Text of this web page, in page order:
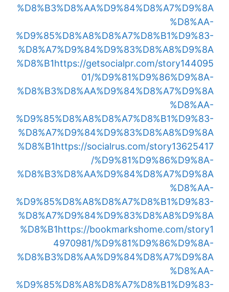
%D8%B3%D8%AA%D9%84%D8%A7%D9%8A
%D8%AA-
%D9%85%D8%A8%D8%A7%D8%B1%D9%83-
%D8%A7%D9%84%D9%83%D8%A8%D9%8A
%D8%B1https://getsocialpr.com/story144095
01/%D9%81%D9%86%D9%8A-
%D8%B3%D8%AA%D9%84%D8%A7%D9%8A
%D8%AA-
%D9%85%D8%A8%D8%A7%D8%B1%D9%83-
%D8%A7%D9%84%D9%83%D8%A8%D9%8A
%D8%B1https://socialrus.com/story13625417
/%D9%81%D9%86%D9%8A-
%D8%B3%D8%AA%D9%84%D8%A7%D9%8A
%D8%AA-
%D9%85%D8%A8%D8%A7%D8%B1%D9%83-
%D8%A7%D9%84%D9%83%D8%A8%D9%8A
%D8%B1https://bookmarkshome.com/story1
4970981/%D9%81%D9%86%D9%8A-
%D8%B3%D8%AA%D9%84%D8%A7%D9%8A
%D8%AA-
%D9%85%D8%A8%D8%A7%D8%B1%D9%83-